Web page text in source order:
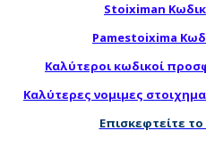
Stoiximan
Pamestoixima
Καλύτεροι κωδικοί
Καλύτερες νομιμες
Επισκεφτείτε το